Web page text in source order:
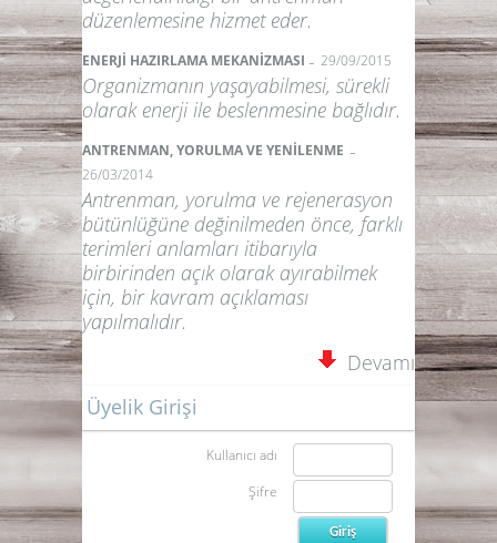
düzenlemesine hizmet eder.
ENERJİ HAZIRLAMA MEKANİZMASI - 29/09/2015
Organizmanın yaşayabilmesi, sürekli
olarak enerji ile beslenmesine bağlıdır.
ANTRENMAN, YORULMA VE YENİLENME -
26/03/2014
Antrenman, yorulma ve rejenerasyon
bütünlüğüne değinilmeden önce, farklı
terimleri anlamları itibarıyla
birbirinden açık olarak ayırabilmek
için, bir kavram açıklaması
yapılmalıdır.
Devamı
Üyelik Girişi
Kullanıcı adı
Şifre